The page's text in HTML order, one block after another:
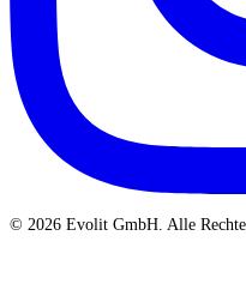
© 2026 Evolit GmbH. Alle Rechte